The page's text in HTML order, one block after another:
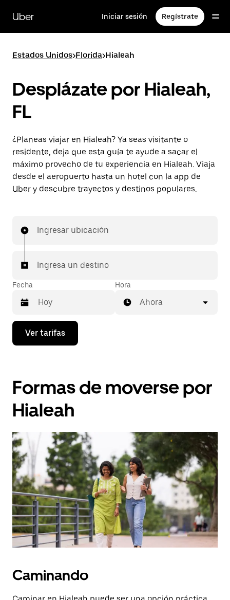
contenido
principal
Uber Iniciar sesión Regístrate
Estados Unidos>Florida>Hialeah
Desplázate por Hialeah,
FL
¿Planeas viajar en Hialeah? Ya seas visitante o
residente, deja que esta guía te ayude a sacar el
máximo provecho de tu experiencia en Hialeah. Viaja
desde el aeropuerto hasta un hotel con la app de
Uber y descubre trayectos y destinos populares.
Ingresar ubicación
Ingresa un destino
Fecha
Presiona
flecha
interactuar
con
el
calendario
una
fecha.
Presiona
la
tecla Esc
para
cerrar
el
calendario.
Hora
Ahora
Ver tarifas
Formas de moverse por
Hialeah
Caminando